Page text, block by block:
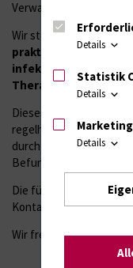
Verwaltungsleitung
Wir stehen darüber
praktischen Hygiene,
infektiologischen
Therapieim Rahmen
Dieses
regelhaften Einsender,
durch die
Befundkommentare
Die für diese Auskünfte
Kontaktadressen
Wir freuen uns, Ihnen
Details
Statistik
Details
Details